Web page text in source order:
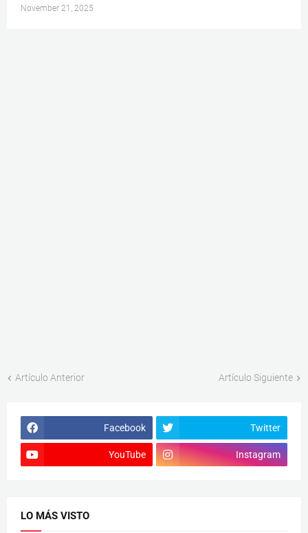
November 21, 2025
Artículo Anterior Artículo Siguiente
Facebook Twitter
YouTube Instagram
LO MÁS VISTO